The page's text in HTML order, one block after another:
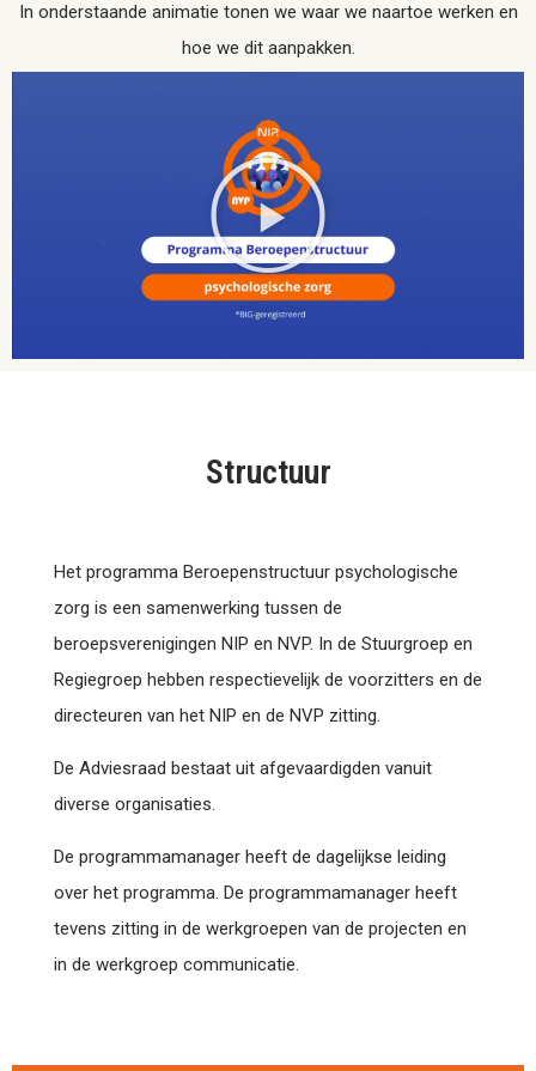
In onderstaande animatie tonen we waar we naartoe werken en
hoe we dit aanpakken.
Structuur
Het programma Beroepenstructuur psychologische
zorg is een samenwerking tussen de
beroepsverenigingen NIP en NVP. In de Stuurgroep en
Regiegroep hebben respectievelijk de voorzitters en de
directeuren van het NIP en de NVP zitting.
De Adviesraad bestaat uit afgevaardigden vanuit
diverse organisaties.
De programmamanager heeft de dagelijkse leiding
over het programma. De programmamanager heeft
tevens zitting in de werkgroepen van de projecten en
in de werkgroep communicatie.